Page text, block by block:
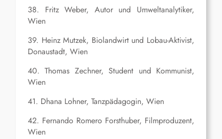
38. Fritz Weber, Autor und Umweltanalytiker,
Wien
39. Heinz Mutzek, Biolandwirt und Lobau-Aktivist,
Donaustadt, Wien
40. Thomas Zechner, Student und Kommunist,
Wien
41. Dhana Lohner, Tanzpädagogin, Wien
42. Fernando Romero Forsthuber, Filmproduzent,
Wien